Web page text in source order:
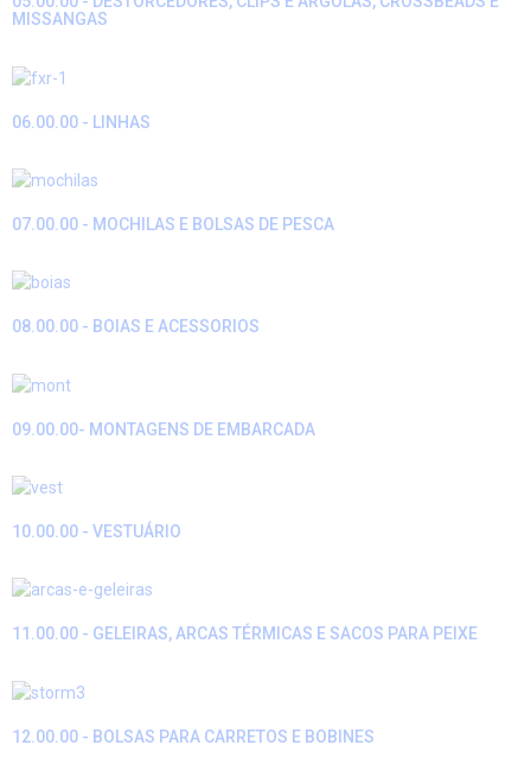
MISSANGAS
06.00.00 - LINHAS
07.00.00 - MOCHILAS E BOLSAS DE PESCA
08.00.00 - BOIAS E ACESSORIOS
09.00.00- MONTAGENS DE EMBARCADA
10.00.00 - VESTUÁRIO
11.00.00 - GELEIRAS, ARCAS TÉRMICAS E SACOS PARA PEIXE
12.00.00 - BOLSAS PARA CARRETOS E BOBINES